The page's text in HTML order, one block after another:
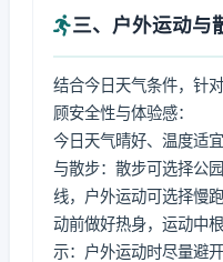
三、户外运动与
结合今日天气条件，针
顾安全性与体验感：
今日天气晴好、温度适
与散步：散步可选择公
线，户外运动可选择慢
动前做好热身，运动中
示：户外运动时尽量避